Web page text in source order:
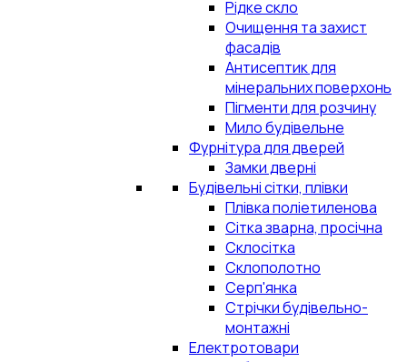
Рідке скло
Очищення та захист
фасадів
Антисептик для
мінеральних поверхонь
Пігменти для розчину
Мило будівельне
Фурнітура для дверей
Замки дверні
Будівельні сітки, плівки
Плівка поліетиленова
Сітка зварна, просічна
Склосітка
Склополотно
Серп'янка
Стрічки будівельно-
монтажні
Електротовари